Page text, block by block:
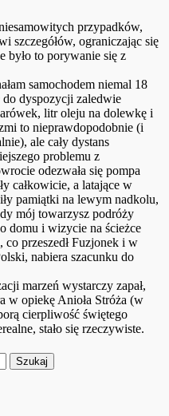
przypadków,
szczegółów, ograniczając się
było to porywanie się z
samochodem niemal 18
dyspozycji zaledwie
litr oleju na dolewkę i
to nieprawdopodobnie (i
ale cały dystans
problemu z
odezwała się pompa
całkowicie, a latające w
pamiątki na lewym nadkolu,
mój towarzysz podróży
domu i wizycie na ścieżce
przeszedł Fuzjonek i w
nabiera szacunku do
marzeń wystarczy zapał,
w opiekę Anioła Stróża (w
cierpliwość świętego
stało się rzeczywiste.